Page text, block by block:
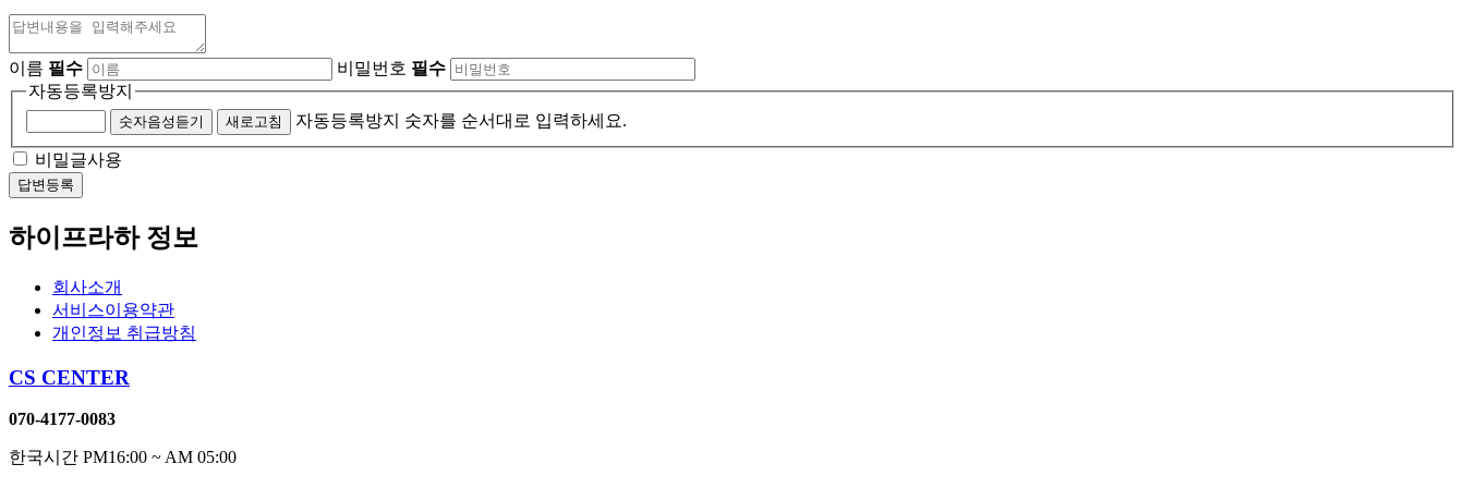
이름 필수 비밀번호 필수
자동등록방지
숫자음성듣기 새로고침 자동등록방지 숫자를 순서대로 입력하세요.
비밀글사용
하이프라하 정보
회사소개
서비스이용약관
개인정보 취급방침
CS CENTER
070-4177-0083
한국시간 PM16:00 ~ AM 05:00